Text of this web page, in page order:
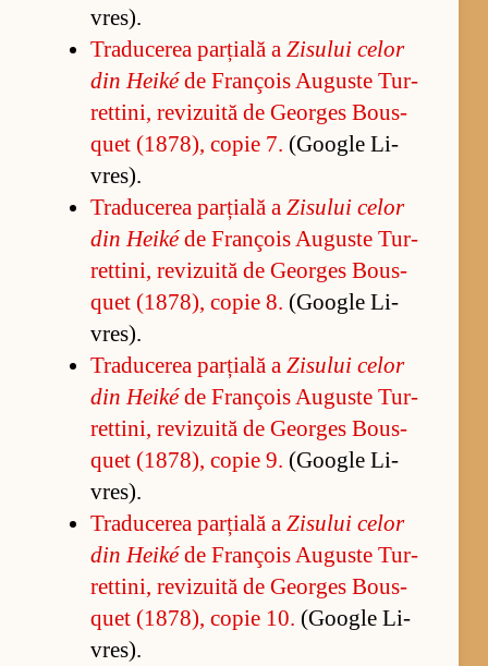
vres).
Tra­du­ce­rea par­ți­ală a Zi­su­lui ce­lor
din Heikéde François Au­guste Tur­
ret­ti­ni, re­vi­zu­ită de Ge­or­ges Bo­us­
quet (1878), co­pie 7. (Go­o­gle Li­
vres).
Tra­du­ce­rea par­ți­ală a Zi­su­lui ce­lor
din Heikéde François Au­guste Tur­
ret­ti­ni, re­vi­zu­ită de Ge­or­ges Bo­us­
quet (1878), co­pie 8. (Go­o­gle Li­
vres).
Tra­du­ce­rea par­ți­ală a Zi­su­lui ce­lor
din Heikéde François Au­guste Tur­
ret­ti­ni, re­vi­zu­ită de Ge­or­ges Bo­us­
quet (1878), co­pie 9. (Go­o­gle Li­
vres).
Tra­du­ce­rea par­ți­ală a Zi­su­lui ce­lor
din Heikéde François Au­guste Tur­
ret­ti­ni, re­vi­zu­ită de Ge­or­ges Bo­us­
quet (1878), co­pie 10. (Go­o­gle Li­
vres).